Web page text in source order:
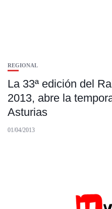
REGIONAL
La 33ª edición del
2013, abre la
Asturias
01/04/2013